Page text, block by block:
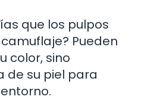
que los pulpos
Pueden
color, sino
de su piel para